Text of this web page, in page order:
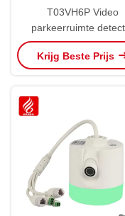
T03VH6P Video
parkeerruimte
VPGS LPR geleiding
Krijg Beste Prijs